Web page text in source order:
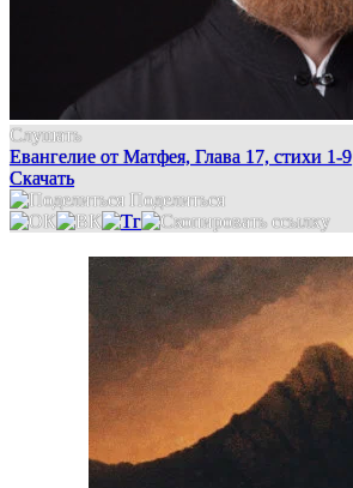
Слушать
Евангелие от Матфея, Глава 17, стихи 1-9
Скачать
Поделиться